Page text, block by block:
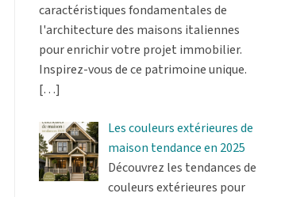
caractéristiques fondamentales de
l'architecture des maisons italiennes
pour enrichir votre projet immobilier.
Inspirez-vous de ce patrimoine unique.
[…]
Les couleurs extérieures de
maison tendance en 2025
Découvrez les tendances de
couleurs extérieures pour